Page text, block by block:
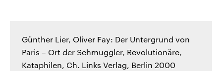
Günther Lier, Oliver Fay: Der Untergrund von
Paris – Ort der Schmuggler, Revolutionäre,
Kataphilen, Ch. Links Verlag, Berlin 2000